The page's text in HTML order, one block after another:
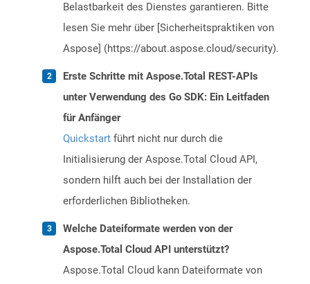
Belastbarkeit des Dienstes garantieren. Bitte
lesen Sie mehr über [Sicherheitspraktiken von
Aspose] (https://about.aspose.cloud/security).
Erste Schritte mit Aspose.Total REST-APIs
unter Verwendung des Go SDK: Ein Leitfaden
für Anfänger
Quickstart führt nicht nur durch die
Initialisierung der Aspose.Total Cloud API,
sondern hilft auch bei der Installation der
erforderlichen Bibliotheken.
Welche Dateiformate werden von der
Aspose.Total Cloud API unterstützt?
Aspose.Total Cloud kann Dateiformate von